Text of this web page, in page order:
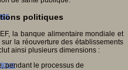
politiques
la banque alimentaire mondiale et
la réouverture des établissements
ainsi plusieurs dimensions :
pendant le processus de